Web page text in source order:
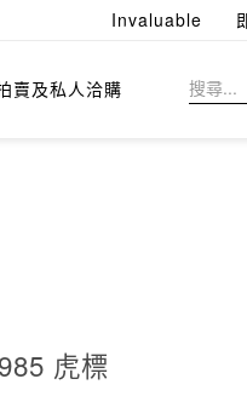
Invaluable
賣及私人洽購
虎標